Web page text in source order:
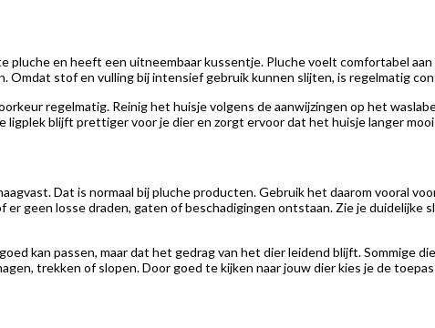
pluche en heeft een uitneembaar kussentje. Pluche voelt comfortabel
Omdat stof en vulling bij intensief gebruik kunnen slijten, is regelmatig
regelmatig. Reinig het huisje volgens de aanwijzingen op het
ligplek blijft prettiger voor je dier en zorgt ervoor dat het huisje langer
Dat is normaal bij pluche producten. Gebruik het daarom vooral
geen losse draden, gaten of beschadigingen ontstaan. Zie je duidelijke
kan passen, maar dat het gedrag van het dier leidend blijft. Sommige
trekken of slopen. Door goed te kijken naar jouw dier kies je de